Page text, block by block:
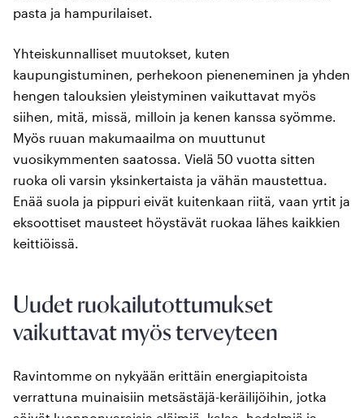
pasta ja hampurilaiset.
Yhteiskunnalliset muutokset, kuten
kaupungistuminen, perhekoon pieneneminen ja yhden
hengen talouksien yleistyminen vaikuttavat myös
siihen, mitä, missä, milloin ja kenen kanssa syömme.
Myös ruuan makumaailma on muuttunut
vuosikymmenten saatossa. Vielä 50 vuotta sitten
ruoka oli varsin yksinkertaista ja vähän maustettua.
Enää suola ja pippuri eivät kuitenkaan riitä, vaan yrtit ja
eksoottiset mausteet höystävät ruokaa lähes kaikkien
keittiöissä.
Uudet ruokailutottumukset
vaikuttavat myös terveyteen
Ravintomme on nykyään erittäin energiapitoista
verrattuna muinaisiin metsästäjä-keräilijöihin, jotka